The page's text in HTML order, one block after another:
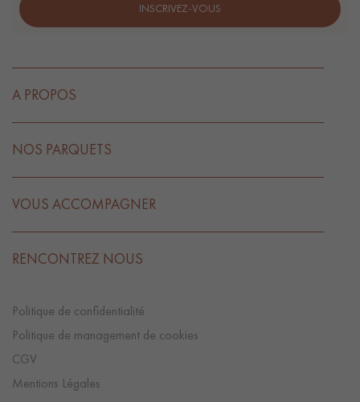
INSCRIVEZ-VOUS
A PROPOS
NOS PARQUETS
VOUS ACCOMPAGNER
RENCONTREZ NOUS
Politique de confidentialité
Politique de management de cookies
CGV
Mentions Légales